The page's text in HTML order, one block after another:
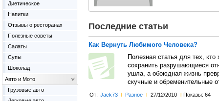
Последние статьи
Как Вернуть Любимого Человека?
Полезная статья для тех,
сохранить разрушающиеся
ушла, а обоюдная жизнь
скучные и обременительные
От: Jack73 l Разное l 27/12/2010 l Показы: 64
Диетическое
Напитки
Отзывы о ресторанах
Полезные советы
Салаты
Супы
Шоколад
Авто и Мото
Грузовые авто